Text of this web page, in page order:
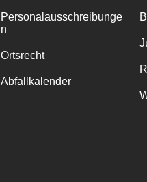
Personalausschreibunge
n
Ortsrecht
Abfallkalender